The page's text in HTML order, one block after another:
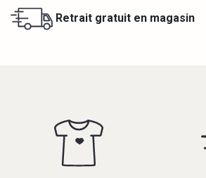
Retrait gratuit en magasin